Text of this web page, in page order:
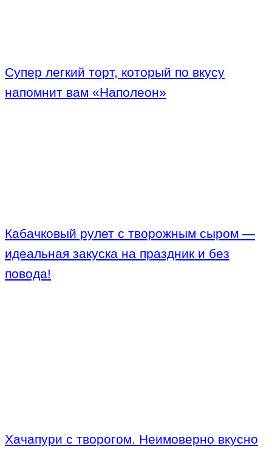
Супер легкий торт, который по вкусу
напомнит вам «Наполеон»
Кабачковый рулет с творожным сыром —
идеальная закуска на праздник и без
повода!
Хачапури с творогом. Неимоверно вкусно